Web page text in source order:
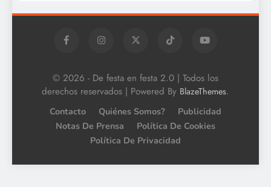
© 2026 - De festa en festa 2.0 | Todos los
derechos reservados | Powered By BlazeThemes.
Contacto Quiénes Somos?
Publicidad
Notas De Prensa
Política De Cookies
Política De Privacidad